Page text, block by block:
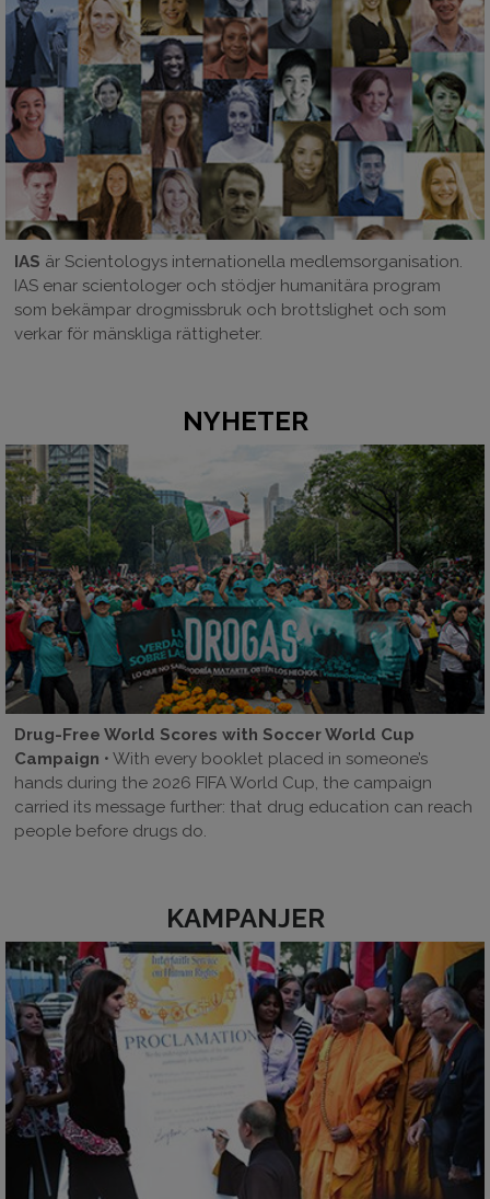
IAS är Scientologys internationella medlemsorganisation.
IAS enar scientologer och stödjer humanitära program
som bekämpar drogmissbruk och brottslighet och som
verkar för mänskliga rättigheter.
NYHETER
Drug-Free World Scores with Soccer World Cup
Campaign • With every booklet placed in someone’s
hands during the 2026 FIFA World Cup, the campaign
carried its message further: that drug education can reach
people before drugs do.
KAMPANJER